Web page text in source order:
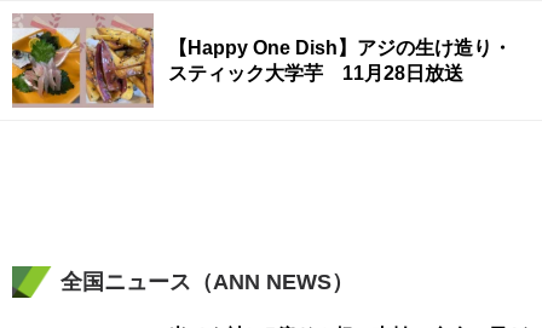
【Happy One Dish】アジの生け造り・
スティック大学芋 11月28日放送
全国ニュース（ANN NEWS）